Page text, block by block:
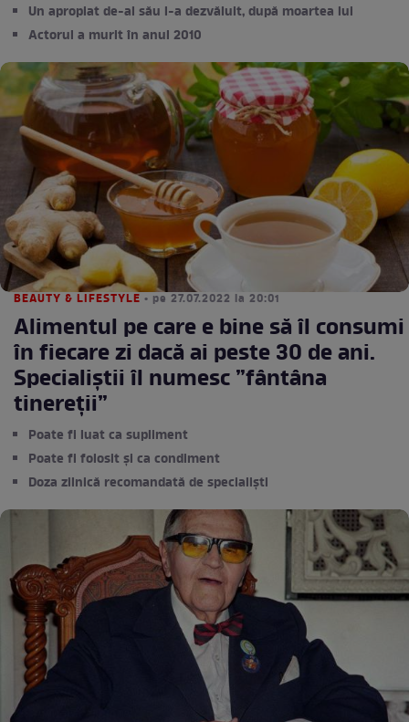
Un apropiat de-al său l-a dezvăluit, după moartea lui
Actorul a murit în anul 2010
BEAUTY & LIFESTYLE • pe 27.07.2022 la 20:01
Alimentul pe care e bine să îl consumi
în fiecare zi dacă ai peste 30 de ani.
Specialiștii îl numesc ”fântâna
tinereții”
Poate fi luat ca supliment
Poate fi folosit și ca condiment
Doza zilnică recomandată de specialiști